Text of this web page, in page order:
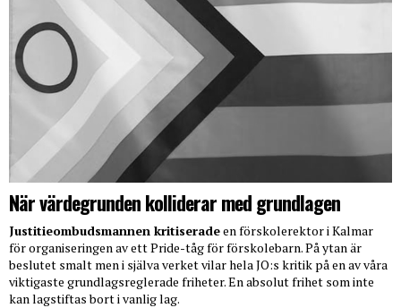
När värdegrunden kolliderar med grundlagen
Justitieombudsmannen kritiseradeen förskolerektor i Kalmar
för organiseringen av ett Pride-tåg för förskolebarn. På ytan är
beslutet smalt men i själva verket vilar hela JO:s kritik på en av våra
viktigaste grundlagsreglerade friheter. En absolut frihet som inte
kan lagstiftas bort i vanlig lag.